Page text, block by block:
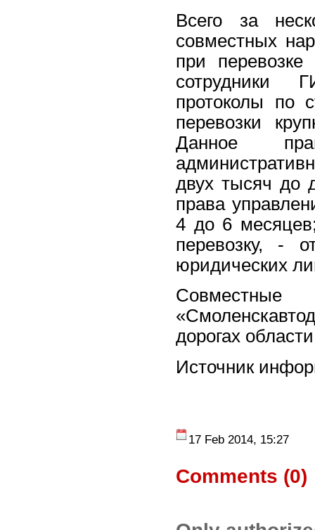
Всего за
совместных
при
сотрудники
протоколы по
перевозки
Данное
двух тысяч до
права
4 до 6
перевозку, -
юридических
дорогах
Источник
17 Feb 2014, 15:27
Comments (0)